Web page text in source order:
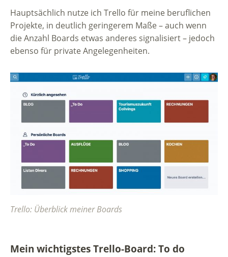
Hauptsächlich nutze ich Trello für meine beruflichen
Projekte, in deutlich geringerem Maße – auch wenn
die Anzahl Boards etwas anderes signalisiert – jedoch
ebenso für private Angelegenheiten.
Trello: Überblick meiner Boards
Mein wichtigstes Trello-Board: To do